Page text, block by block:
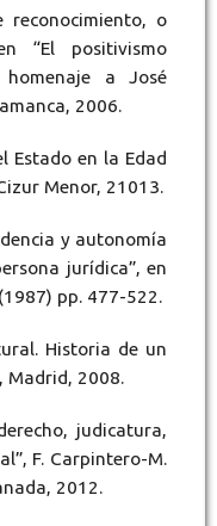
reconocimiento, o
“El positivismo
a José
2006.
Estado en la Edad
Menor, 21013.
y autonomía
jurídica”, en
pp. 477-522.
Historia de un
Madrid, 2008.
judicatura,
F. Carpintero-M.
2012.